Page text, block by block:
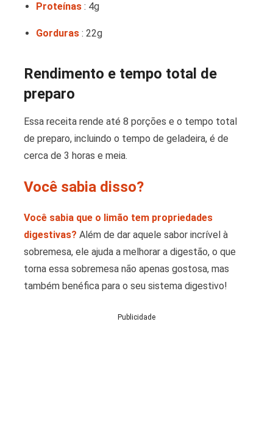
Proteínas : 4g
Gorduras : 22g
Rendimento e tempo total de
preparo
Essa receita rende até 8 porções e o tempo total
de preparo, incluindo o tempo de geladeira, é de
cerca de 3 horas e meia.
Você sabia disso?
Você sabia que o limão tem propriedades
digestivas? Além de dar aquele sabor incrível à
sobremesa, ele ajuda a melhorar a digestão, o que
torna essa sobremesa não apenas gostosa, mas
também benéfica para o seu sistema digestivo!
Publicidade